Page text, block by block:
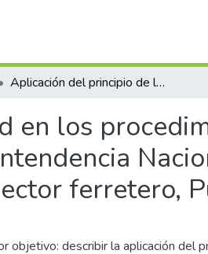
Aplicación del principio de legalidad en los procedimientos de fiscalización tributaria por la Superintendencia Nacional de Aduanas y de Administración Tributaria en el sector ferretero, Puno 2024
en los
ferretero,
objetivo: describir la aplicación del